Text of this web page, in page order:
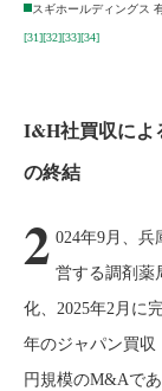
スギホールディングス
[31][32][33][34]
I&H社買収によ
の終結
2 024年9月、
営する調剤薬
化、2025年2月に
年のジャパン買収
円規模のM&Aで